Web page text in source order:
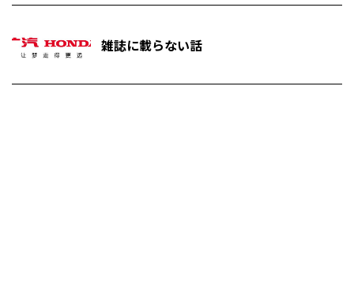
雑誌に載らない話